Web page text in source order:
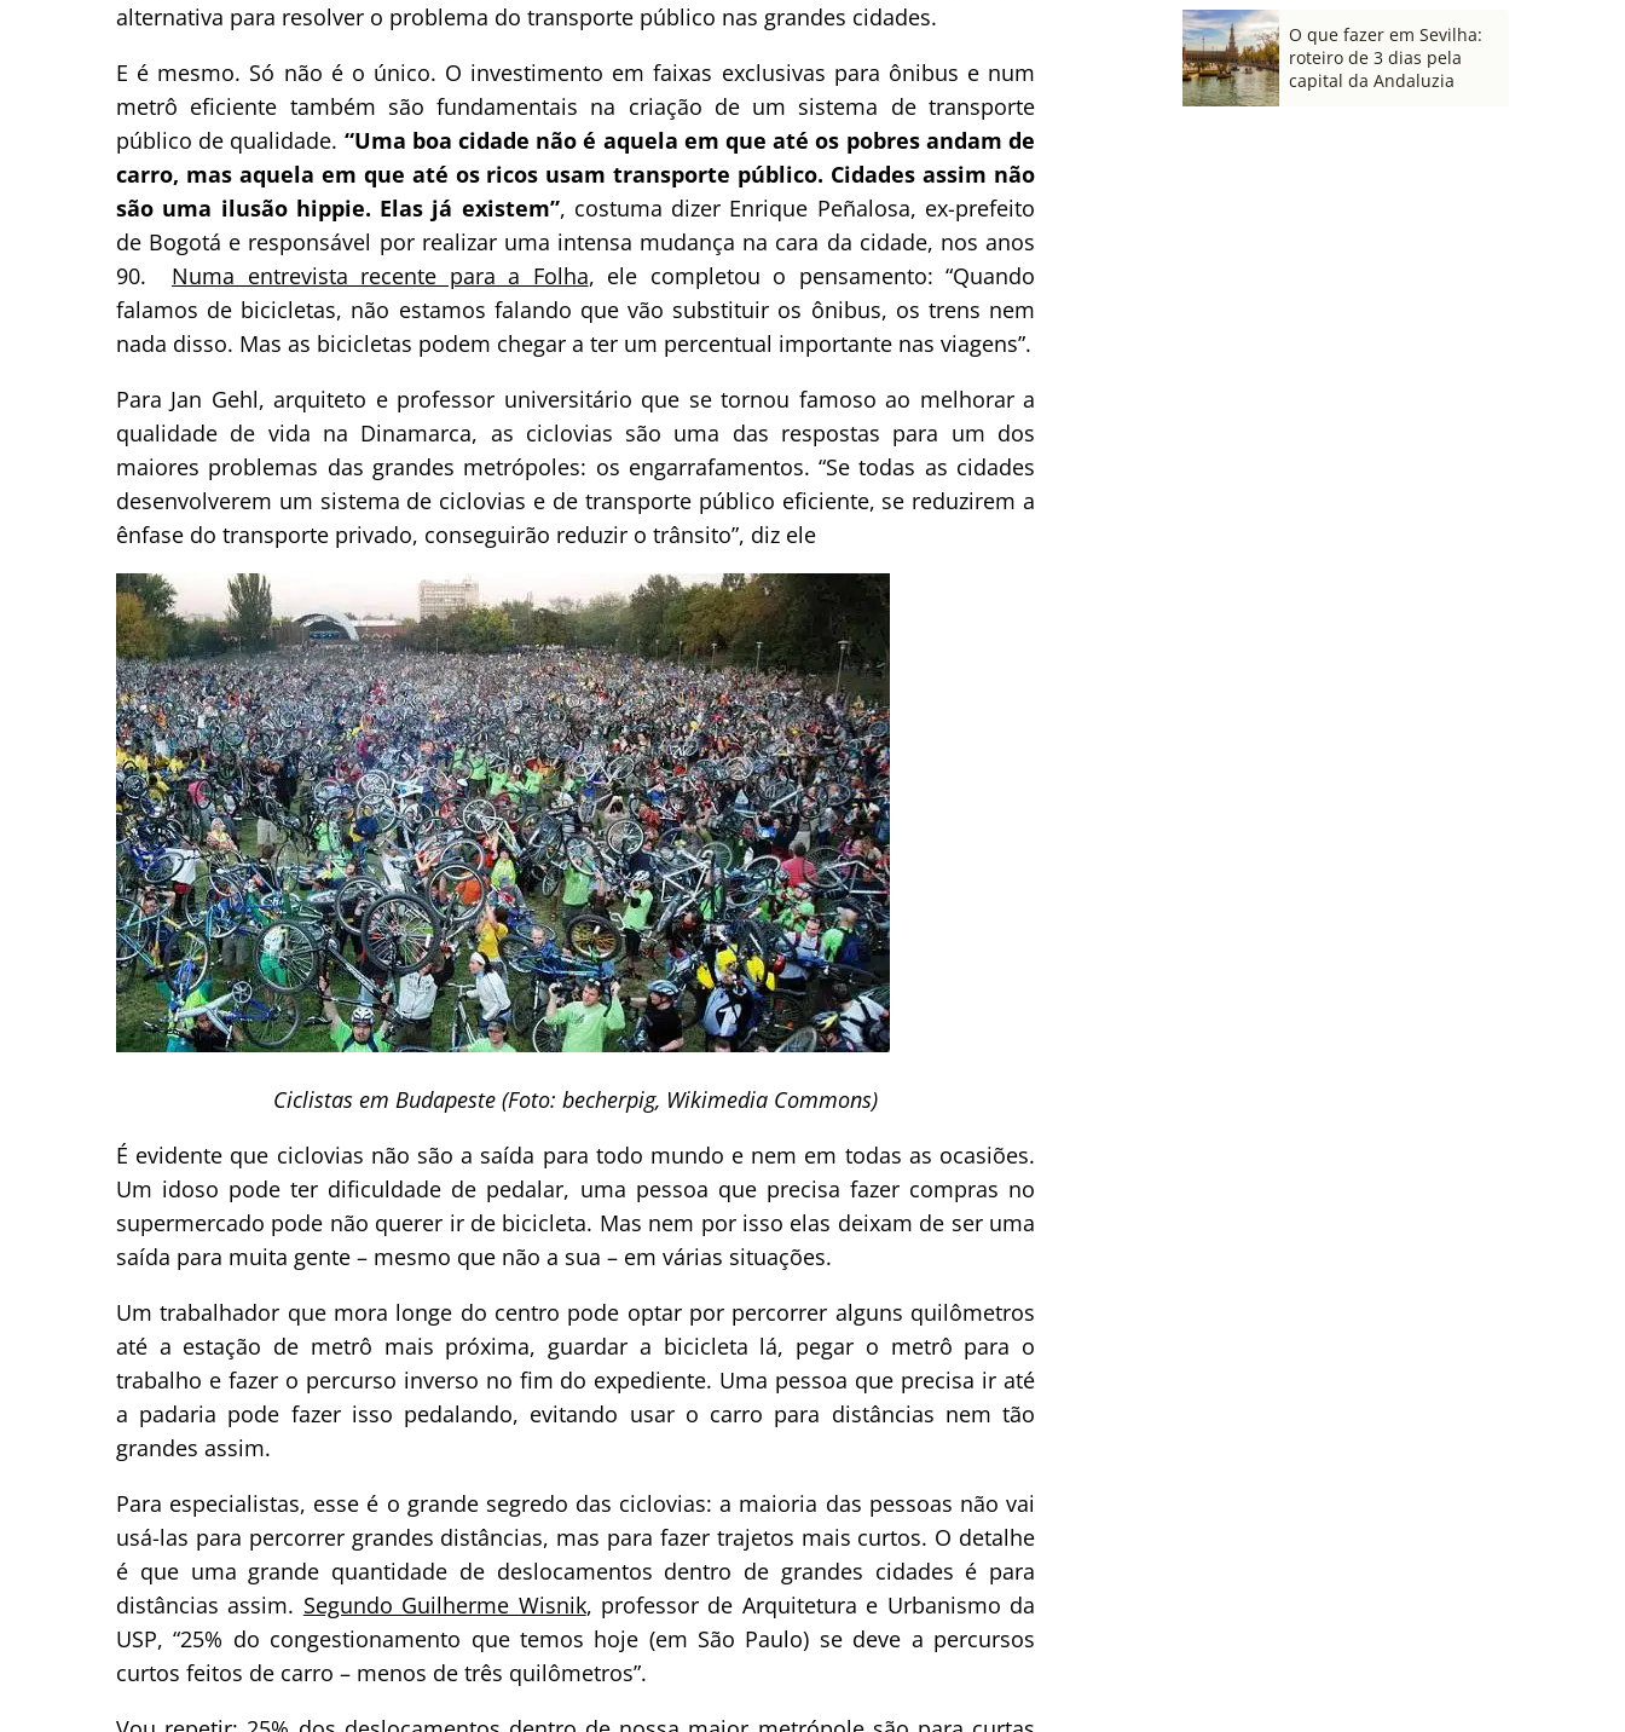
alternativa para resolver o problema do transporte público nas grandes cidades.
E é mesmo. Só não é o único. O investimento em faixas exclusivas para ônibus e num
metrô eficiente também são fundamentais na criação de um sistema de transporte
público de qualidade. “Uma boa cidade não é aquela em que até os pobres andam de
carro, mas aquela em que até os ricos usam transporte público. Cidades assim não
são uma ilusão hippie. Elas já existem”, costuma dizer Enrique Peñalosa, ex-prefeito
de Bogotá e responsável por realizar uma intensa mudança na cara da cidade, nos anos
90. Numa entrevista recente para a Folha, ele completou o pensamento: “Quando
falamos de bicicletas, não estamos falando que vão substituir os ônibus, os trens nem
nada disso. Mas as bicicletas podem chegar a ter um percentual importante nas viagens”.
Para Jan Gehl, arquiteto e professor universitário que se tornou famoso ao melhorar a
qualidade de vida na Dinamarca, as ciclovias são uma das respostas para um dos
maiores problemas das grandes metrópoles: os engarrafamentos. “Se todas as cidades
desenvolverem um sistema de ciclovias e de transporte público eficiente, se reduzirem a
ênfase do transporte privado, conseguirão reduzir o trânsito”, diz ele
Ciclistas em Budapeste (Foto: becherpig, Wikimedia Commons)
É evidente que ciclovias não são a saída para todo mundo e nem em todas as ocasiões.
Um idoso pode ter dificuldade de pedalar, uma pessoa que precisa fazer compras no
supermercado pode não querer ir de bicicleta. Mas nem por isso elas deixam de ser uma
saída para muita gente – mesmo que não a sua – em várias situações.
Um trabalhador que mora longe do centro pode optar por percorrer alguns quilômetros
até a estação de metrô mais próxima, guardar a bicicleta lá, pegar o metrô para o
trabalho e fazer o percurso inverso no fim do expediente. Uma pessoa que precisa ir até
a padaria pode fazer isso pedalando, evitando usar o carro para distâncias nem tão
grandes assim.
Para especialistas, esse é o grande segredo das ciclovias: a maioria das pessoas não vai
usá-las para percorrer grandes distâncias, mas para fazer trajetos mais curtos. O detalhe
é que uma grande quantidade de deslocamentos dentro de grandes cidades é para
distâncias assim. Segundo Guilherme Wisnik, professor de Arquitetura e Urbanismo da
USP, “25% do congestionamento que temos hoje (em São Paulo) se deve a percursos
curtos feitos de carro – menos de três quilômetros”.
O que fazer em Sevilha:
roteiro de 3 dias pela
capital da Andaluzia